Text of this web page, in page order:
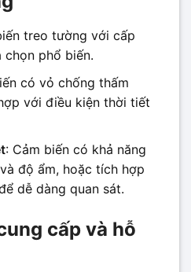
treo tường với cấp
chọn phổ biến.
có vỏ chống thấm
với điều kiện thời tiết
: Cảm biến có khả năng
độ ẩm, hoặc tích hợp
dễ dàng quan sát.
cấp và hỗ